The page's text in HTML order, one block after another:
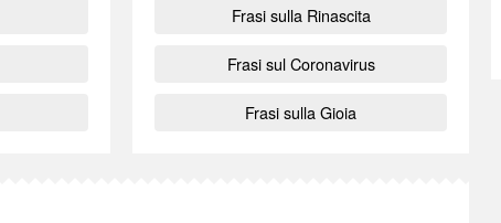
Frasi sulla Rinascita
Frasi sul Coronavirus
Frasi sulla Gioia